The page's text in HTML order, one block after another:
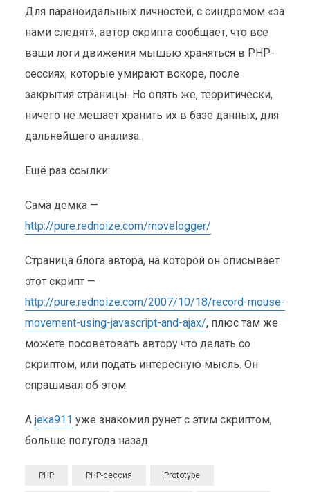
ЗАПИСЬ ДВИЖЕНИЯ
МЫШКИ, ИСПОЛЬЗУЯ
JAVASCRIPT И AJAX
JS,Обзоры 26 апреля 2008 2 мин. на чтение
Для параноидальных личностей, с синдромом «за
нами следят», автор скрипта сообщает, что все
ваши логи движения мышью храняться в PHP-
сессиях, которые умирают вскоре, после
закрытия страницы. Но опять же, теоритически,
ничего не мешает хранить их в базе данных, для
дальнейшего анализа.
Ещё раз ссылки:
Сама демка —
http://pure.rednoize.com/movelogger/
Страница блога автора, на которой он описывает
этот скрипт —
http://pure.rednoize.com/2007/10/18/record-mouse-
movement-using-javascript-and-ajax/, плюс там же
можете посоветовать автору что делать со
скриптом, или подать интересную мысль. Он
спрашивал об этом.
А jeka911 уже знакомил рунет с этим скриптом,
больше полугода назад.
PHP PHP-сессия Prototype